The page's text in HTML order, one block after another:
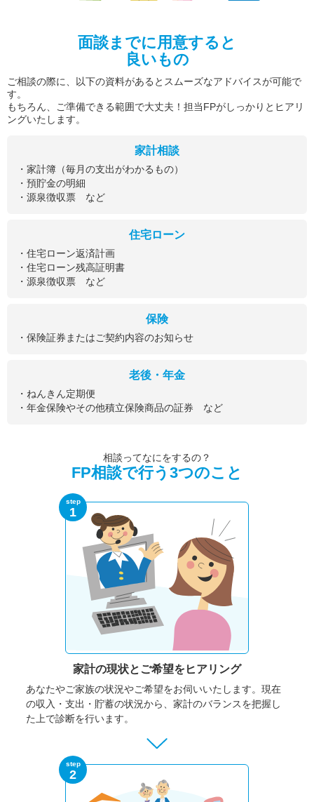
面談までに用意すると
良いもの
ご相談の際に、以下の資料があるとスムーズなアドバイスが可能で
す。
もちろん、ご準備できる範囲で大丈夫！担当FPがしっかりとヒアリ
ングいたします。
家計相談
・家計簿（毎月の支出がわかるもの）
・預貯金の明細
・源泉徴収票 など
住宅ローン
・住宅ローン返済計画
・住宅ローン残高証明書
・源泉徴収票 など
保険
・保険証券またはご契約内容のお知らせ
老後・年金
・ねんきん定期便
・年金保険やその他積立保険商品の証券 など
相談ってなにをするの？
FP相談で行う3つのこと
step
1
家計の現状と ご希望をヒアリング
あなたやご家族の状況やご希望をお伺いいたします。 現在
の収入・支出・貯蓄の状況から、家計のバランスを把握し
た上で診断を行います。
step
2